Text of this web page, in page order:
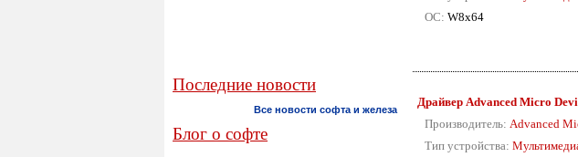
Последние новости
Все новости софта и железа
Блог о софте
ОС: W8x64
Драйвер Advanced Micro
Производитель: Advanced
Тип устройства: